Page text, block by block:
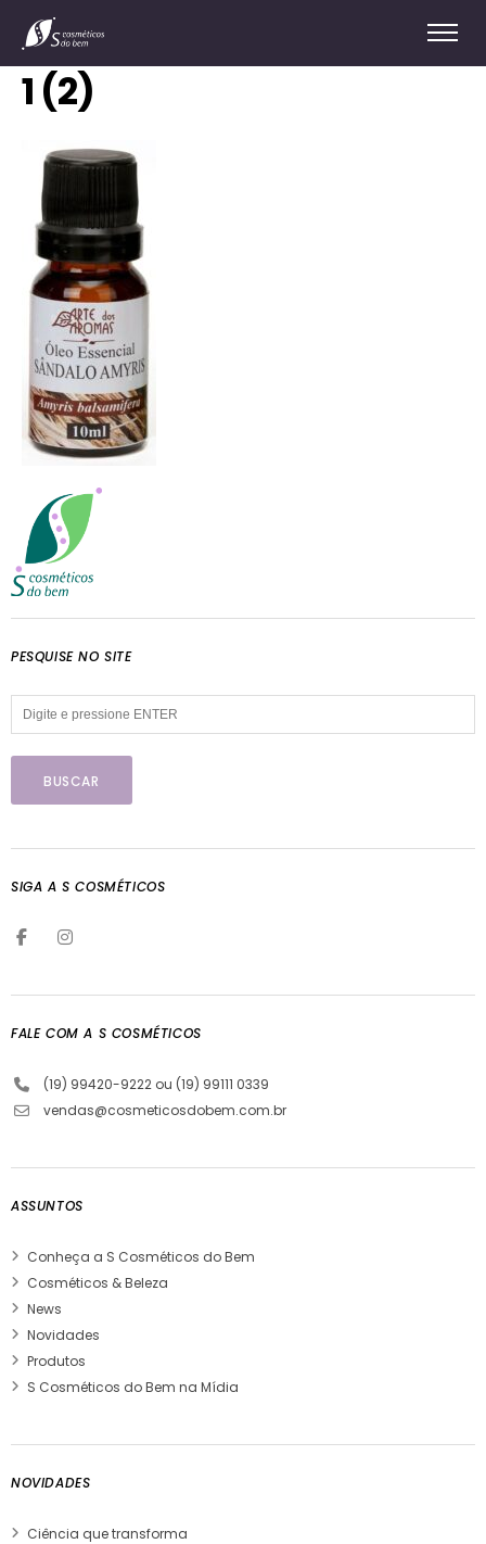
1 (2)
PESQUISE NO SITE
SIGA A S COSMÉTICOS
FALE COM A S COSMÉTICOS
(19) 99420-9222 ou (19) 99111 0339
vendas@cosmeticosdobem.com.br
ASSUNTOS
Conheça a S Cosméticos do Bem
Cosméticos & Beleza
News
Novidades
Produtos
S Cosméticos do Bem na Mídia
NOVIDADES
Ciência que transforma